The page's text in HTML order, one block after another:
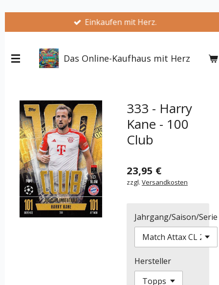
springen
Einkaufen mit Herz.
Das Online-Kaufhaus mit Herz
333 - Harry
Kane - 100
Club
23,95 €
zzgl. Versandkosten
Jahrgang/Saison/Serie
Hersteller